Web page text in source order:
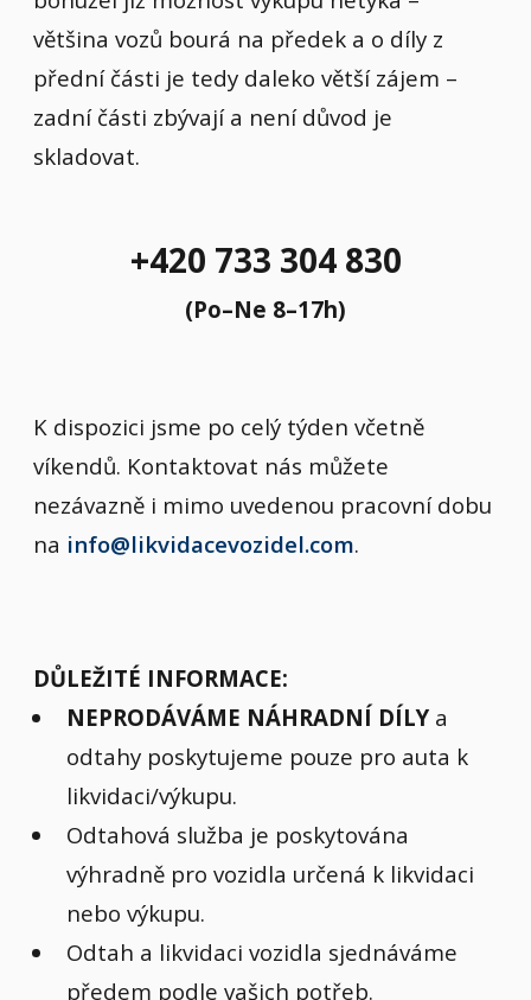
většina vozů bourá na předek a o díly z
přední části je tedy daleko větší zájem –
zadní části zbývají a není důvod je
skladovat.
+420 733 304 830
(Po–Ne 8–17h)
K dispozici jsme po celý týden včetně
víkendů. Kontaktovat nás můžete
nezávazně i mimo uvedenou pracovní dobu
na info@likvidacevozidel.com.
DŮLEŽITÉ INFORMACE:
NEPRODÁVÁME NÁHRADNÍ DÍLYa
odtahy poskytujeme pouze pro auta k
likvidaci/výkupu.
Odtahová služba je poskytována
výhradně pro vozidla určená k likvidaci
nebo výkupu.
Odtah a likvidaci vozidla sjednáváme
předem podle vašich potřeb.